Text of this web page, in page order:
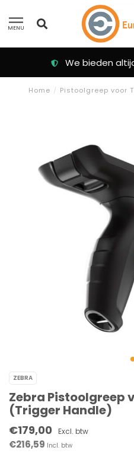
MENU
We bieden
Home / Pistoolgreep voor
ZEBRA
Zebra Pistoolgreep
(Trigger Handle)
€179,00 Excl. btw
€216,59 Incl. btw